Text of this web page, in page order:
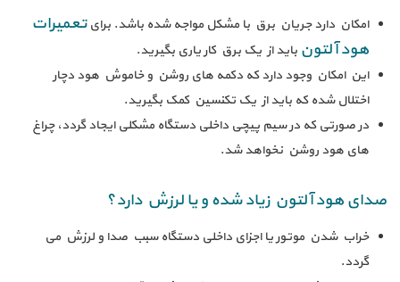
امکان دارد جریان برق با مشکل مواجه شده باشد. برایتعمیرات
هود آلتون باید از یک برق کار یاری بگیرید.
این امکان وجود دارد که دکمه های روشن و خاموش هود دچار
اختلال شده که باید از یک تکنسین کمک بگیرید.
در صورتی که در سیم پیچی داخلی دستگاه مشکلی ایجاد گردد، چراغ
های هود روشن نخواهد شد.
صدای هود آلتون زیاد شده و یا لرزش دارد؟
خراب شدن موتور یا اجزای داخلی دستگاه سبب صدا و لرزش می
گردد.